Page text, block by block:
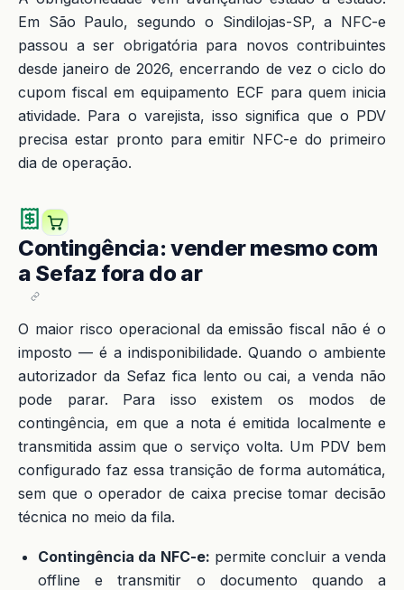
Em São Paulo, segundo o Sindilojas-SP, a NFC-e
passou a ser obrigatória para novos contribuintes
desde janeiro de 2026, encerrando de vez o ciclo do
cupom fiscal em equipamento ECF para quem inicia
atividade. Para o varejista, isso significa que o PDV
precisa estar pronto para emitir NFC-e do primeiro
dia de operação.
Contingência: vender mesmo com
a Sefaz fora do ar
O maior risco operacional da emissão fiscal não é o
imposto — é a indisponibilidade. Quando o ambiente
autorizador da Sefaz fica lento ou cai, a venda não
pode parar. Para isso existem os modos de
contingência, em que a nota é emitida localmente e
transmitida assim que o serviço volta. Um PDV bem
configurado faz essa transição de forma automática,
sem que o operador de caixa precise tomar decisão
técnica no meio da fila.
Contingência da NFC-e: permite concluir a venda
offline e transmitir o documento quando a